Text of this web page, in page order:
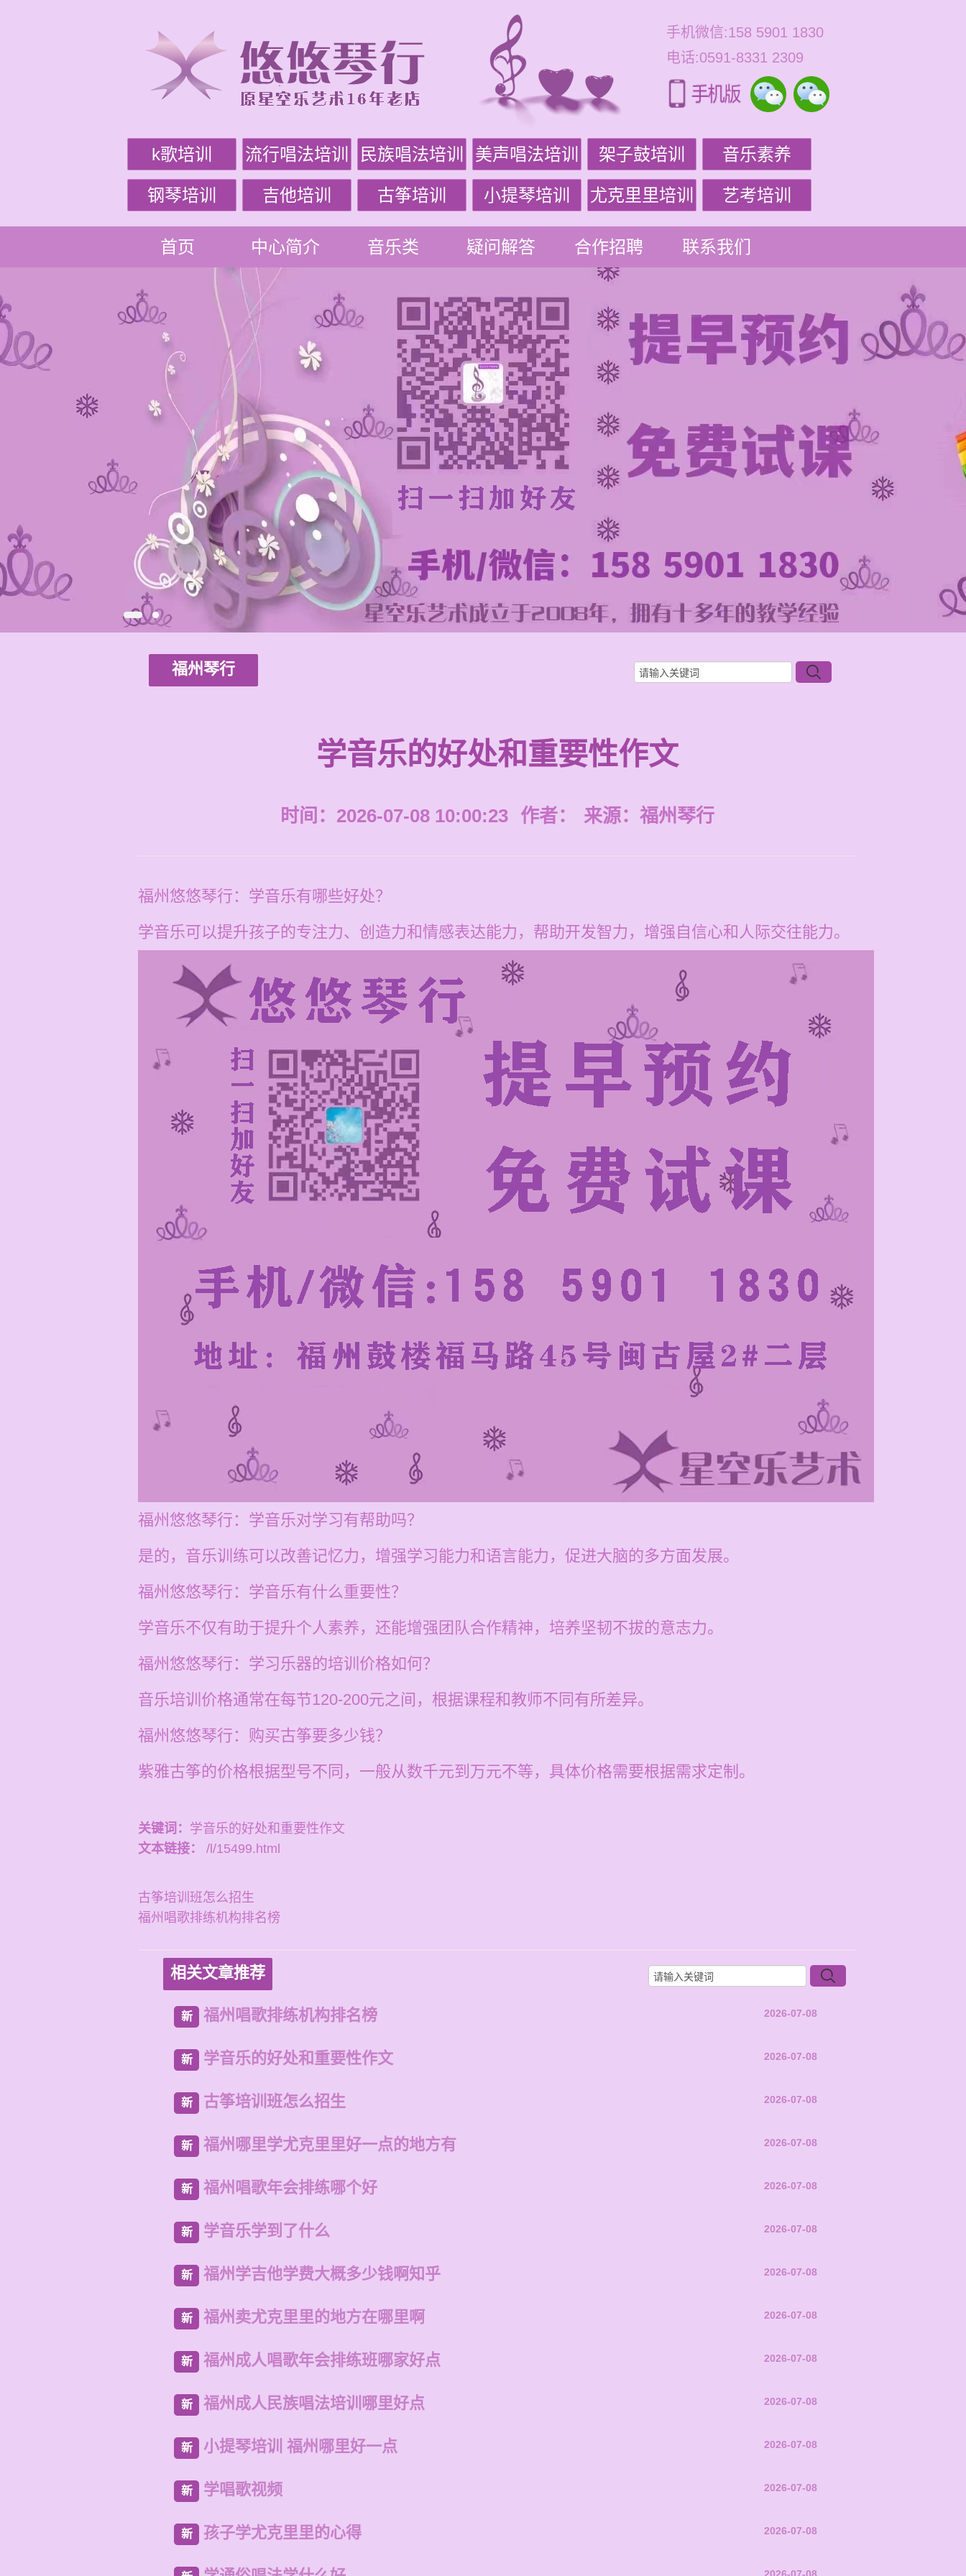
手机微信:158 5901 1830
电话:0591-8331 2309
k歌培训 流行唱法培训 民族唱法培训 美声唱法培训 架子鼓培训 音乐素养
钢琴培训 吉他培训 古筝培训 小提琴培训 尤克里里培训 艺考培训
首页 中心简介 音乐类 疑问解答 合作招聘 联系我们
福州琴行
学音乐的好处和重要性作文
时间：2026-07-08 10:00:23 作者： 来源： 福州琴行
福州悠悠琴行：学音乐有哪些好处？
学音乐可以提升孩子的专注力、创造力和情感表达能力，帮助开发智力，增强自信心和人际交往能力。
福州悠悠琴行：学音乐对学习有帮助吗？
是的，音乐训练可以改善记忆力，增强学习能力和语言能力，促进大脑的多方面发展。
福州悠悠琴行：学音乐有什么重要性？
学音乐不仅有助于提升个人素养，还能增强团队合作精神，培养坚韧不拔的意志力。
福州悠悠琴行：学习乐器的培训价格如何？
音乐培训价格通常在每节120-200元之间，根据课程和教师不同有所差异。
福州悠悠琴行：购买古筝要多少钱？
紫雅古筝的价格根据型号不同，一般从数千元到万元不等，具体价格需要根据需求定制。
关键词： 学音乐的好处和重要性作文
文本链接：
/l/15499.html
古筝培训班怎么招生
福州唱歌排练机构排名榜
相关文章推荐
新 福州唱歌排练机构排名榜 2026-07-08
新 学音乐的好处和重要性作文 2026-07-08
新 古筝培训班怎么招生 2026-07-08
新 福州哪里学尤克里里好一点的地方有 2026-07-08
新 福州唱歌年会排练哪个好 2026-07-08
新 学音乐学到了什么 2026-07-08
新 福州学吉他学费大概多少钱啊知乎 2026-07-08
新 福州卖尤克里里的地方在哪里啊 2026-07-08
新 福州成人唱歌年会排练班哪家好点 2026-07-08
新 福州成人民族唱法培训哪里好点 2026-07-08
新 小提琴培训 福州哪里好一点 2026-07-08
新 学唱歌视频 2026-07-08
新 孩子学尤克里里的心得 2026-07-08